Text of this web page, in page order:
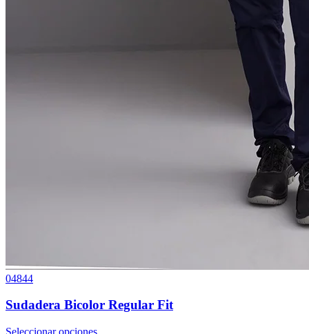
04844
Sudadera Bicolor Regular Fit
Seleccionar opciones